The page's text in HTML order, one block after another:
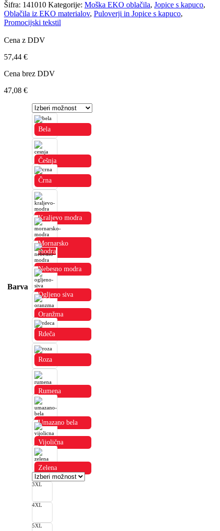
Šifra: 141010 Kategorije: Moška EKO oblačila, Jopice s kapuco,
Oblačila iz EKO materialov, Puloverji in Jopice s kapuco,
Promocijski tekstil
Cena z DDV
57,44 €
Cena brez DDV
47,08 €
Barva
Bela
Češnja
Črna
Kraljevo modra
Mornarsko
modra
Nebesno modra
Ogljeno siva
Oranžma
Rdeča
Roza
Rumena
Umazano bela
Vijolična
Zelena
3XL
4XL
5XL